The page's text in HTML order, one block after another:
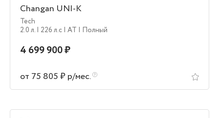
Changan UNI-K
Tech
2.0 л. | 226 л.c | AT | Полный
4 699 900 ₽
от 75 805 ₽ р/мес.